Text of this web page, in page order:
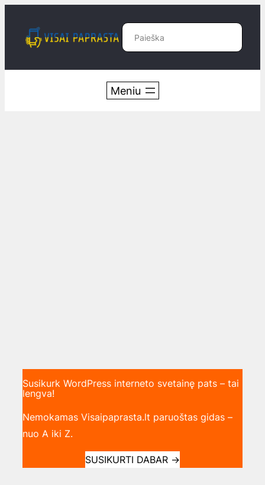
turinio
Paieška
Susikurk WordPress interneto svetainę pats – tai
lengva!
Nemokamas Visaipaprasta.lt paruoštas gidas –
nuo A iki Z.
SUSIKURTI DABAR →